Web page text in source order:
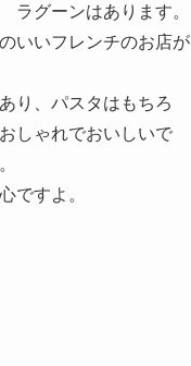
グーンはあります。
いいフレンチのお店が
り、パスタはもちろ
しゃれでおいしいで
ですよ。